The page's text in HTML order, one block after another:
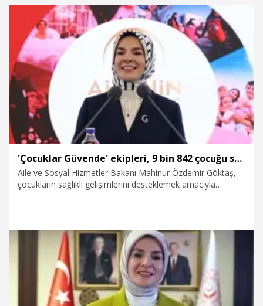
'Çocuklar Güvende' ekipleri, 9 bin 842 çocuğu spora ve sosyal faaliyetlere yönlendirdi
Aile ve Sosyal Hizmetler Bakanı Mahinur Özdemir Göktaş,
çocukların sağlıklı gelişimlerini desteklemek amacıyla
Gündem